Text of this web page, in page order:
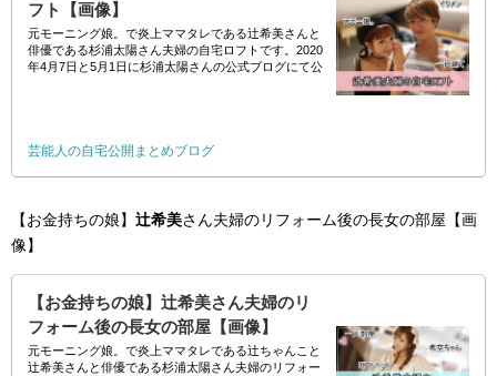
フト【画像】
元モーニング娘。で炎上ママタレである辻希美さんと
俳優である杉浦太陽さん夫婦の自宅ロフトです。2020
年4月7日と5月1日に杉浦太陽さんの公式ブログにて公
芸能人の自宅公開まとめブログ
【お金持ちの娘】 辻希美さん夫婦のリフォーム後の長女の部屋【画
像】
【お金持ちの娘】辻希美さん夫婦のリ
フォーム後の長女の部屋【画像】
元モーニング娘。で炎上ママタレである辻ちゃんこと
辻希美さんと俳優である杉浦太陽さん夫婦のリフォー